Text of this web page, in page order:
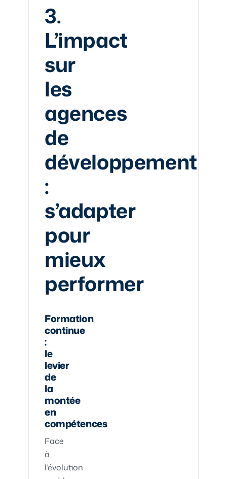
3.
L’impact
sur
les
agences
de
développement
:
s’adapter
pour
mieux
performer
Formation
continue
:
le
levier
de
la
montée
en
compétences
Face
à
l’évolution